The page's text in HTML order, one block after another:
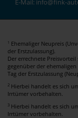
E-Mail: info@fink-
1 Ehemaliger Neupreis
der Erstzulassung).
Der errechnete
gegenüber der
Tag der Erstzulassung
2 Hierbei handelt es sich
Irrtümer vorbehalten.
3 Hierbei handelt es sich
Irrtümer vorbehalten.